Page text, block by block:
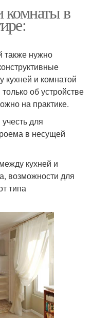
комнаты в
также нужно
кухней и комнатой
об устройстве
на практике.
для
в несущей
кухней и
возможности для
типа